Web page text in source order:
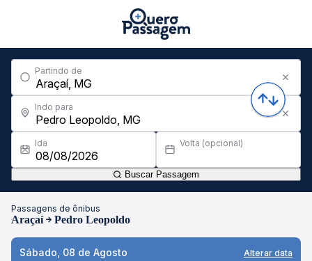
Partindo de
Indo para
Ida Volta (opcional)
Buscar Passagem
Passagens de ônibus
Araçaí Pedro Leopoldo
Sábado, 08 de Agosto Alterar data